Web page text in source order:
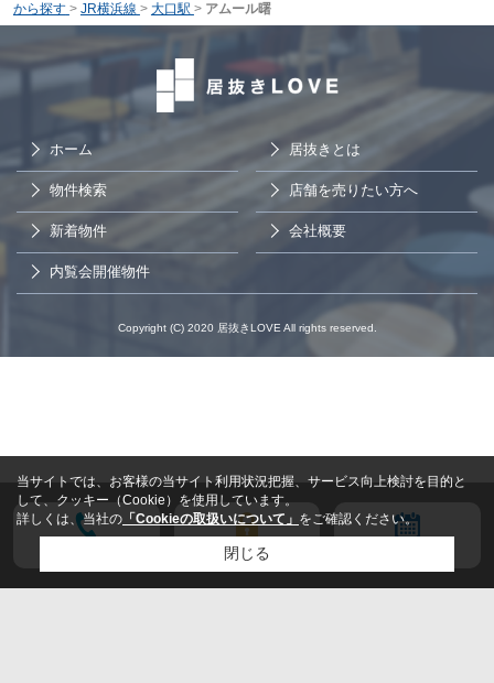
から探す > JR横浜線 > 大口駅 > アムール曙
ホーム 居抜きとは
物件検索 店舗を売りたい方へ
新着物件 会社概要
内覧会開催物件
会員登録
Copyright (C) 2020 居抜きLOVE All rights reserved.
当サイトでは、お客様の当サイト利用状況把握、サービス向上検討を目的と
して、クッキー（Cookie）を使用しています。
詳しくは、当社の 「Cookieの取扱いについて」 をご確認ください。
閉じる